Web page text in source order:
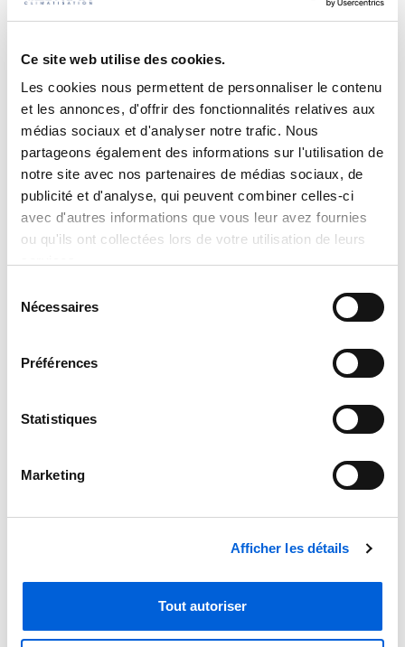
Ce site web utilise des cookies.
Les cookies nous permettent de personnaliser le contenu
et les annonces, d'offrir des fonctionnalités relatives aux
médias sociaux et d'analyser notre trafic. Nous
partageons également des informations sur l'utilisation de
notre site avec nos partenaires de médias sociaux, de
publicité et d'analyse, qui peuvent combiner celles-ci
avec d'autres informations que vous leur avez fournies
ou qu'ils ont collectées lors de votre utilisation de leurs
Nécessaires
Préférences
Statistiques
Marketing
Afficher les détails
Tout autoriser
AprilAire 620A Whole-House Large Bypass
Evaporative Humidifier
AprilAire 720A Fan-Powered Evaporative Humidifier